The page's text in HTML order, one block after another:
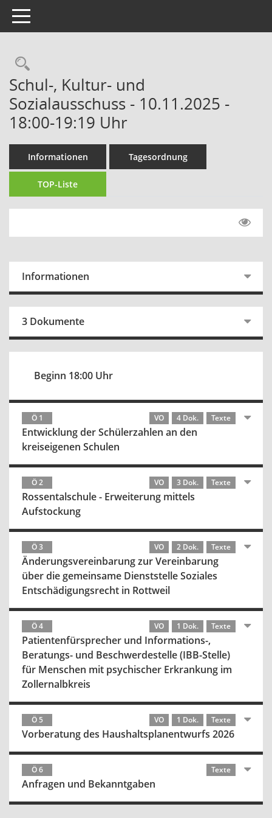
Toggle navigation
Rechercheauswahl
Schul-, Kultur- und
Sozialausschuss - 10.11.2025 -
18:00-19:19 Uhr
Informationen Tagesordnung
TOP-Liste
Informationen
3 Dokumente
Beginn 18:00 Uhr
Ö 1 VO 4 Dok. Texte
Entwicklung der Schülerzahlen an den
kreiseigenen Schulen
Ö 2 VO 3 Dok. Texte
Rossentalschule - Erweiterung mittels
Aufstockung
Ö 3 VO 2 Dok. Texte
Änderungsvereinbarung zur Vereinbarung
über die gemeinsame Dienststelle Soziales
Entschädigungsrecht in Rottweil
Ö 4 VO 1 Dok. Texte
Patientenfürsprecher und Informations-,
Beratungs- und Beschwerdestelle (IBB-Stelle)
für Menschen mit psychischer Erkrankung im
Zollernalbkreis
Ö 5 VO 1 Dok. Texte
Vorberatung des Haushaltsplanentwurfs 2026
Ö 6 Texte
Anfragen und Bekanntgaben